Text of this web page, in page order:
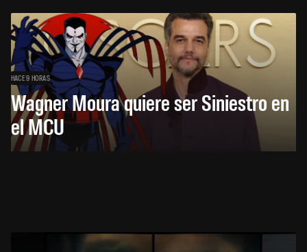
HACE 9 HORAS
Wagner Moura quiere ser Siniestro en
el MCU